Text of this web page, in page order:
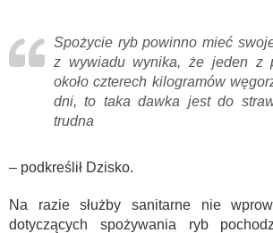
Spożycie ryb powinno mieć
z wywiadu wynika, że jeden z
około czterech kilogramów
dni, to taka dawka jest do
trudna
– podkreślił Dzisko.
Na razie służby sanitarne nie
dotyczących spożywania ryb